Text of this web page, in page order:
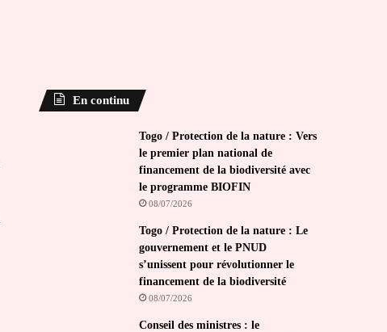
En continu
Togo / Protection de la nature : Vers
le premier plan national de
financement de la biodiversité avec
le programme BIOFIN
08/07/2026
Togo / Protection de la nature : Le
gouvernement et le PNUD
s’unissent pour révolutionner le
financement de la biodiversité
08/07/2026
Conseil des ministres : le